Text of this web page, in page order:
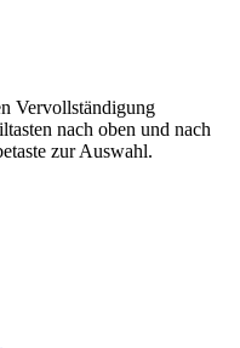
Vervollständigung
nach oben und nach
zur Auswahl.